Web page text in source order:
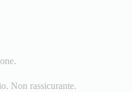
Non rassicurante.